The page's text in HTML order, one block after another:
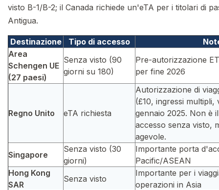
visto B-1/B-2; il Canada richiede un'eTA per i titolari di
Antigua.
Destinazione Tipo di accesso
Area
Schengen UE
(27 paesi)
Senza visto (90
giorni su 180)
Pre-autorizzazione
per fine 2026
Regno Unito eTA richiesta
Autorizzazione di
(£10, ingressi multipli,
gennaio 2025. Non è
accesso senza visto,
agevole.
Singapore
Senza visto (30
giorni)
Importante porta
Pacific/ASEAN
Hong Kong
SAR
Senza visto
Importante per i
operazioni in Asia